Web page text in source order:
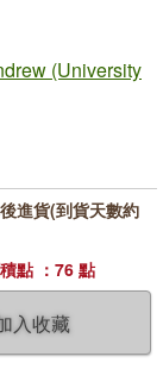
(University
入收藏
進貨(到貨天數約
點 ：76 點